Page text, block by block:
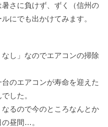
さに負けず、ずく（信州の
にでも出かけてみます。
し」なのでエアコンの掃除
のエアコンが寿命を迎えた
した。
るので今のところなんとか
昼間…。